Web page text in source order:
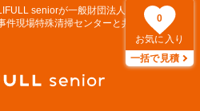
0
お気に入り
一括で見積
seniorが一般財団法人遺品整理士
現場特殊清掃センターと共同でサービ